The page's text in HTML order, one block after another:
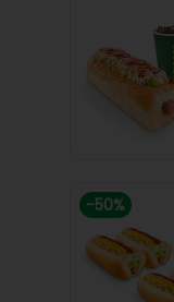
-50%